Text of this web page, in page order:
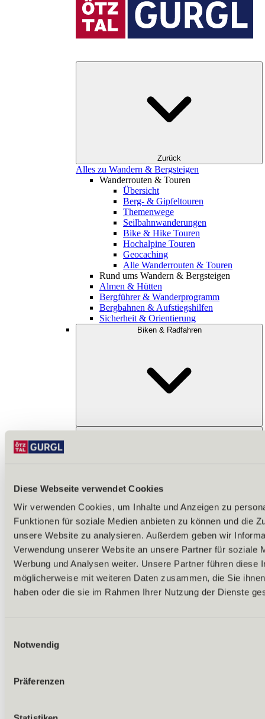
Diese Webseite verwendet Cookies
Wir verwenden Cookies, um Inhalte und Anzeigen zu
Funktionen für soziale Medien anbieten zu können und die
unsere Website zu analysieren. Außerdem geben wir
Verwendung unserer Website an unsere Partner für soziale
Werbung und Analysen weiter. Unsere Partner führen diese
möglicherweise mit weiteren Daten zusammen, die Sie
haben oder die sie im Rahmen Ihrer Nutzung der Dienste
Notwendig
Präferenzen
Zurück
Alles zu Wandern & Bergsteigen
Wanderrouten & Touren
Übersicht
Berg- & Gipfeltouren
Themenwege
Seilbahnwanderungen
Bike & Hike Touren
Hochalpine Touren
Geocaching
Alle Wanderrouten & Touren
Rund ums Wandern & Bergsteigen
Almen & Hütten
Bergführer & Wanderprogramm
Bergbahnen & Aufstiegshilfen
Sicherheit & Orientierung
Biken & Radfahren